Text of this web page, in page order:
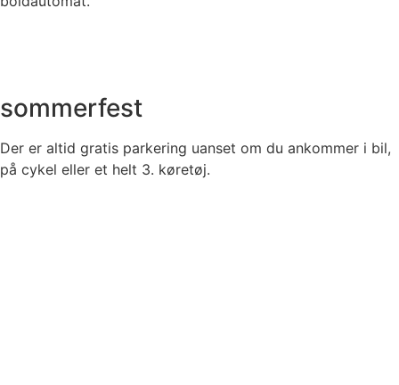
sommerfest
Der er altid gratis parkering uanset om du ankommer i bil,
på cykel eller et helt 3. køretøj.